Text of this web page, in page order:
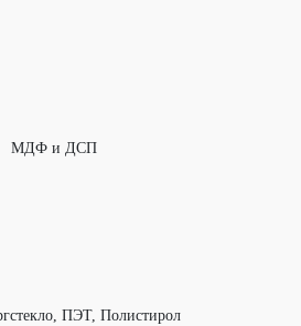
МДФ и ДСП
ПЭТ, Полистирол